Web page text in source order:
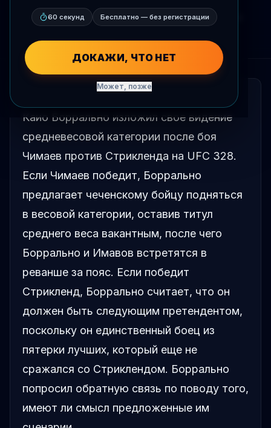
Автор: Oscar Nascimento 9 мая 2026 г.
Каио Боррально изложил свое видение
средневесовой категории после боя
Чимаев против Стрикленда на UFC 328.
Если Чимаев победит, Боррально
предлагает чеченскому бойцу подняться
в весовой категории, оставив титул
среднего веса вакантным, после чего
Боррально и Имавов встретятся в
реванше за пояс. Если победит
Стрикленд, Боррально считает, что он
должен быть следующим претендентом,
поскольку он единственный боец из
пятерки лучших, который еще не
сражался со Стриклендом. Боррально
попросил обратную связь по поводу того,
имеют ли смысл предложенные им
60 секунд Бесплатно — без регистрации
ДОКАЖИ, ЧТО НЕТ
Может, позже